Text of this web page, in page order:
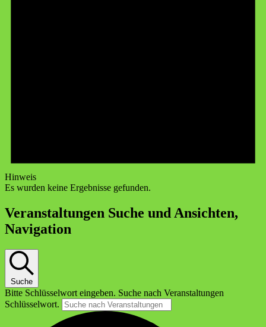
Hinweis
Es wurden keine Ergebnisse gefunden.
Veranstaltungen Suche und Ansichten,
Navigation
Suche
Bitte Schlüsselwort eingeben. Suche nach Veranstaltungen
Schlüsselwort.